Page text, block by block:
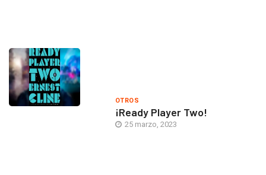
OTROS
¡Ready Player Two!
25 marzo, 2023